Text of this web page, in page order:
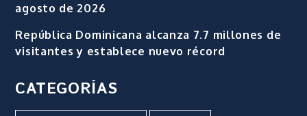
agosto de 2026
República Dominicana alcanza 7.7 millones de
visitantes y establece nuevo récord
CATEGORÍAS